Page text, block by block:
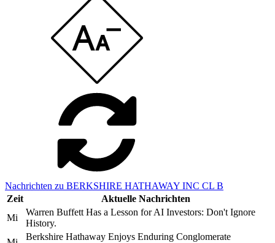
Nachrichten zu BERKSHIRE HATHAWAY INC CL B
Zeit
Aktuelle Nachrichten
Mi
Warren Buffett Has a Lesson for AI Investors: Don't Ignore
History.
Berkshire Hathaway Enjoys Enduring Conglomerate